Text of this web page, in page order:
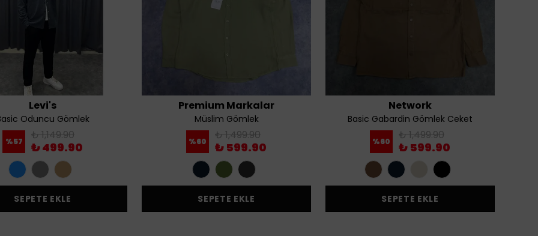
Levi's
Oduncu Gömlek
%57 ₺ 1,149.90
₺ 499.90
SEPETE EKLE
Premium Markalar
Müslim Gömlek
%60 ₺ 1,499.90
₺ 599.90
SEPETE EKLE
Network
Basic Gabardin Gömlek Ceket
%60 ₺ 1,499.90
₺ 599.90
SEPETE EKLE